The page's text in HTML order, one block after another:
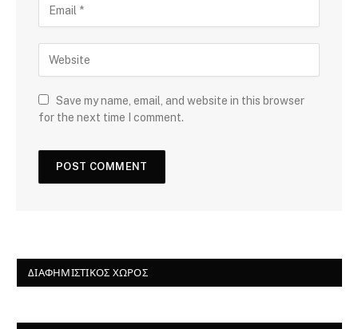
Save my name, email, and website in this browser
for the next time I comment.
ΔΙΑΦΗΜΙΣΤΙΚΌΣ ΧΏΡΟΣ